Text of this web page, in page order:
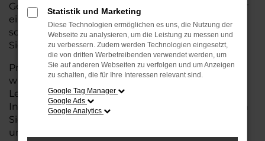
Gebrauchtwagen geht. Wir bieten Ihnen nicht nur
eine große Auswahl an geprüften Fahrzeugen,
sondern auch eine fachkundige Beratung, damit
Sie das für Sie passende Modell finden.
Profitieren Sie von unseren zusätzlichenServices
wie attraktiven Finanzierungsmöglichkeiten,
Leasingangeboten und der bequemen
Inzahlungnahme Ihres alten Fahrzeugs. Besuchen
Sie uns und überzeugen Sie sich von der Qualität
und dem Service, den wir Ihnen bieten!
Statistik und Marketing
Diese Technologien ermöglichen es uns, die Nutzung der
Webseite zu analysieren, um die Leistung zu messen und
zu verbessern. Zudem werden Technologien eingesetzt,
die von dritten Werbetreibenden verwendet werden, um
Sie auf anderen Webseiten zu verfolgen und um Anzeigen
zu schalten, die für Ihre Interessen relevant sind.
Google Tag Manager
Google Ads
Google Analytics